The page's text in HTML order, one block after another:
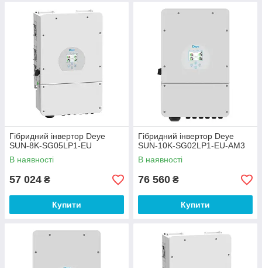
Гібридний інвертор Deye
SUN-8K-SG05LP1-EU
В наявності
57 024 ₴
Купити
Гібридний інвертор Deye
SUN-10K-SG02LP1-EU-AM3
В наявності
76 560 ₴
Купити